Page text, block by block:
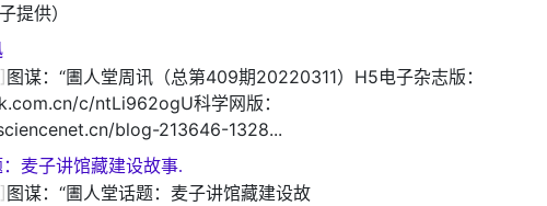
提供）
图谋：“圕人堂周讯（总第409期20220311）H5电子杂志版：
c/ntLi962ogU科学网版：
blog-213646-1328...
：麦子讲馆藏建设故事.
图谋：“圕人堂话题：麦子讲馆藏建设故